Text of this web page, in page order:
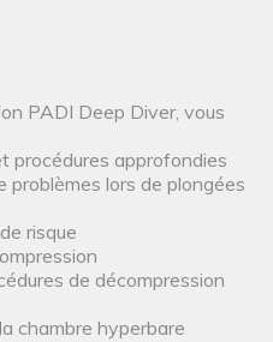
PADI Deep Diver, vous
procédures approfondies
lors de plongées
risque
de décompression
chambre hyperbare